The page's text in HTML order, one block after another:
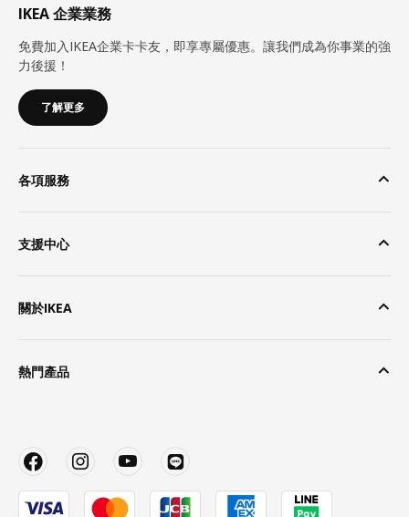
IKEA 企業業務
免費加入IKEA企業卡卡友，即享專屬優惠。讓我們成為你事業的強
力後援！
了解更多
各項服務
支援中心
關於IKEA
熱門產品